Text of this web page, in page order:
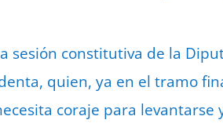
sesión constitutiva de la
quien, ya en el tramo
coraje para